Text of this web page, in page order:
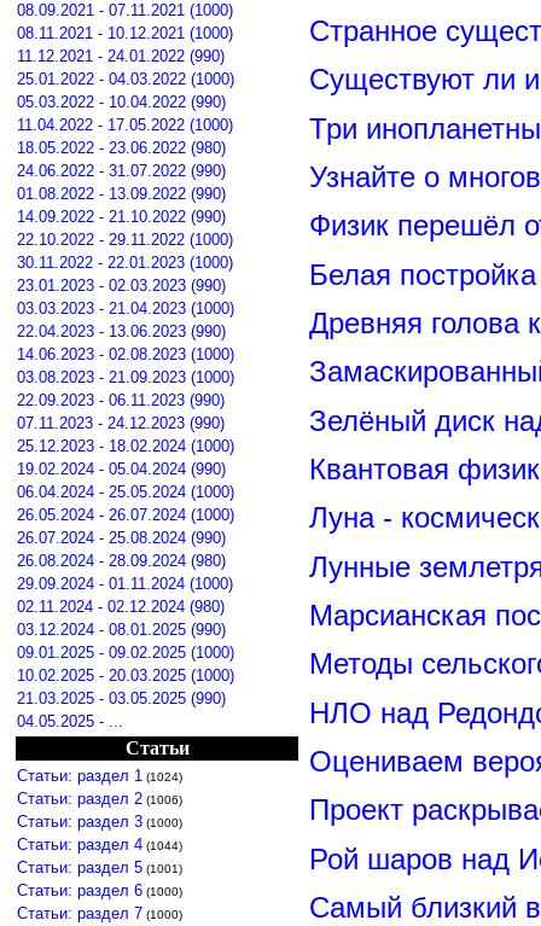
08.09.2021 - 07.11.2021 (1000)
08.11.2021 - 10.12.2021 (1000)
11.12.2021 - 24.01.2022 (990)
25.01.2022 - 04.03.2022 (1000)
05.03.2022 - 10.04.2022 (990)
11.04.2022 - 17.05.2022 (1000)
18.05.2022 - 23.06.2022 (980)
24.06.2022 - 31.07.2022 (990)
01.08.2022 - 13.09.2022 (990)
14.09.2022 - 21.10.2022 (990)
22.10.2022 - 29.11.2022 (1000)
30.11.2022 - 22.01.2023 (1000)
23.01.2023 - 02.03.2023 (990)
03.03.2023 - 21.04.2023 (1000)
22.04.2023 - 13.06.2023 (990)
14.06.2023 - 02.08.2023 (1000)
03.08.2023 - 21.09.2023 (1000)
22.09.2023 - 06.11.2023 (990)
07.11.2023 - 24.12.2023 (990)
25.12.2023 - 18.02.2024 (1000)
19.02.2024 - 05.04.2024 (990)
06.04.2024 - 25.05.2024 (1000)
26.05.2024 - 26.07.2024 (1000)
26.07.2024 - 25.08.2024 (990)
26.08.2024 - 28.09.2024 (980)
29.09.2024 - 01.11.2024 (1000)
02.11.2024 - 02.12.2024 (980)
03.12.2024 - 08.01.2025 (990)
09.01.2025 - 09.02.2025 (1000)
10.02.2025 - 20.03.2025 (1000)
21.03.2025 - 03.05.2025 (990)
04.05.2025 - ...
Статьи
Статьи: раздел 1 (1024)
Статьи: раздел 2 (1006)
Статьи: раздел 3 (1000)
Статьи: раздел 4 (1044)
Статьи: раздел 5 (1001)
Статьи: раздел 6 (1000)
Статьи: раздел 7 (1000)
Странное
Существуют ли
Три
Узнайте о
Физик перешёл
Белая
Древняя голова
Зелёный диск
Квантовая
Луна -
Лунные
Марсианская
Методы
НЛО над
Оцениваем
Проект
Рой шаров над
Самый близкий